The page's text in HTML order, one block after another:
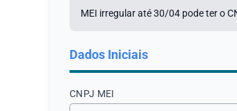
MEI irregular até 30/04 pode ter o
Dados Iniciais
CNPJ МЕI